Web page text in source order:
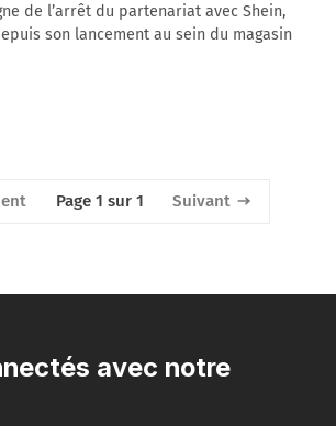
de l’arrêt du partenariat avec Shein,
son lancement au sein du magasin
Page 1 sur 1 Suivant
avec notre